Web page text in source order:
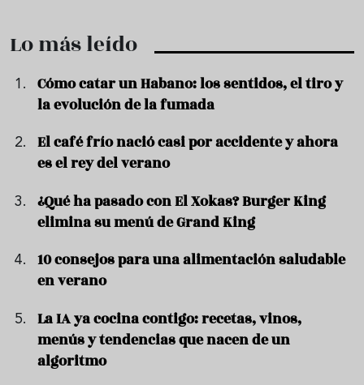
Lo más leído
Cómo catar un Habano: los sentidos, el tiro y
la evolución de la fumada
El café frío nació casi por accidente y ahora
es el rey del verano
¿Qué ha pasado con El Xokas? Burger King
elimina su menú de Grand King
10 consejos para una alimentación saludable
en verano
La IA ya cocina contigo: recetas, vinos,
menús y tendencias que nacen de un
algoritmo